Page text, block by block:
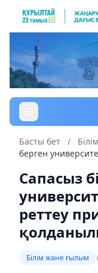
Басты бет /
берген
Сапасыз
реттеу
Білім және ғылым